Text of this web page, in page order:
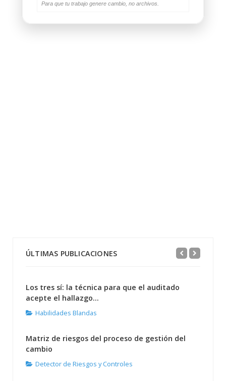
Para que tu trabajo genere cambio, no archivos.
ÚLTIMAS PUBLICACIONES
Los tres sí: la técnica para que el auditado
acepte el hallazgo...
Habilidades Blandas
Matriz de riesgos del proceso de gestión del
cambio
Detector de Riesgos y Controles